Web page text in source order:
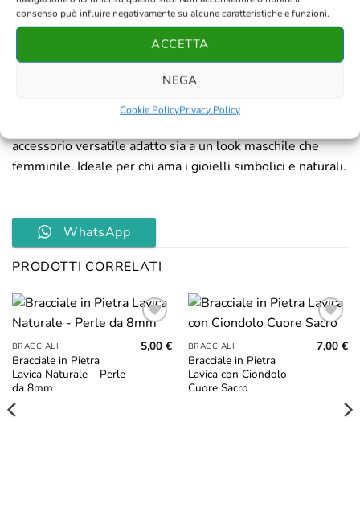
consenso può influire negativamente su alcune caratteristiche e funzioni.
ACCETTA
NEGA
Cookie PolicyPrivacy Policy
Recensioni (0)
Questo bracciale unisce la forza naturale dellapietra
croce in zama
con la loro superficie porosa e materica, creano un
accessorio versatile adatto sia a un look maschile che
femminile. Ideale per chi ama i gioielli simbolici e naturali.
WhatsApp
PRODOTTI CORRELATI
alla lista
BRACCIALI
Bracciale in Pietra
Lavica Naturale – Perle
da 8mm
5,00€
alla lista
BRACCIALI
Bracciale in Pietra
Lavica con Ciondolo
Cuore Sacro
7,00€